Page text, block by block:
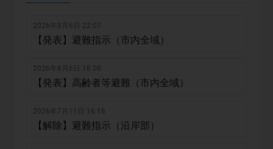
2026年8月6日 22:07
【発表】避難指示（市内全域）
2026年8月6日 18:00
【発表】高齢者等避難（市内全域）
2026年7月11日 16:16
【解除】避難指示（沿岸部）